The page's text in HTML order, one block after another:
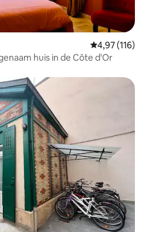
Gemiddelde
4,97 (116)
huis in de Côte d'Or